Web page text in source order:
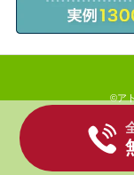
©ア